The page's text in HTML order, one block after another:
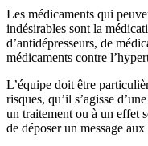
Les médicaments qui
indésirables sont la
d’antidépresseurs, de
médicaments contre
L’équipe doit être
risques, qu’il s’agisse
un traitement ou à un effet
de déposer un message